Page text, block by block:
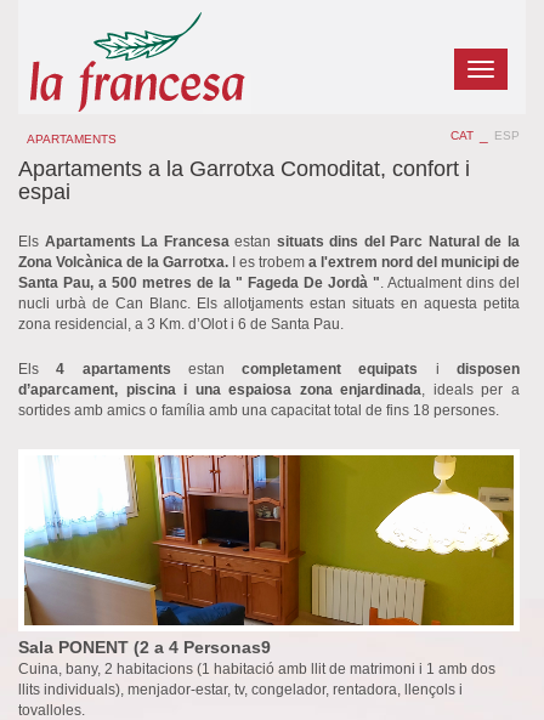
Toggle
APARTAMENTS CAT ESP
Apartaments a la Garrotxa Comoditat, confort i
espai
Els Apartaments La Francesaestan situats dins del Parc Natural de la
Zona Volcànica de la Garrotxa. I es trobem a l'extrem nord del municipi de
Santa Pau, a 500 metres de la " Fageda De Jordà ". Actualment dins del
nucli urbà de Can Blanc. Els allotjaments estan situats en aquesta petita
zona residencial, a 3 Km. d’Olot i 6 de Santa Pau.
Els4 apartaments estancompletament equipats idisposen
d’aparcament, piscina i una espaiosa zona enjardinada, ideals per a
sortides amb amics o família amb una capacitat total de fins 18 persones.
Sala PONENT (2 a 4 Personas9
Cuina, bany, 2 habitacions (1 habitació amb llit de matrimoni i 1 amb dos
llits individuals), menjador-estar, tv, congelador, rentadora, llençols i
tovalloles.